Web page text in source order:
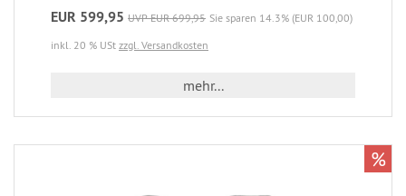
EUR 599,95 UVP EUR 699,95 Sie sparen 14.3% (EUR 100,00)
inkl. 20 % USt zzgl. Versandkosten
mehr...
%